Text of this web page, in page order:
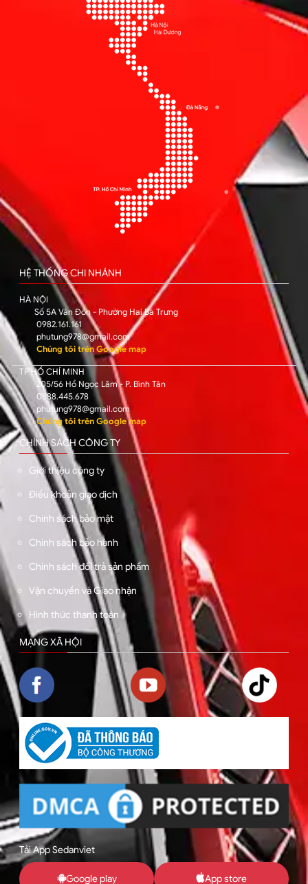
HỆ THỐNG CHI NHÁNH
HÀ NỘI
Số 5A Vân Đồn - Phường Hai Bà Trưng
0982.161.161
phutung978@gmail.com
Chúng tôi trên Google map
TP HỒ CHÍ MINH
205/56 Hồ Ngọc Lãm - P. Bình Tân
0588.445.678
phutung978@gmail.com
Chúng tôi trên Google map
CHÍNH SÁCH CÔNG TY
Giới thiệu công ty
Điều khoản giao dịch
Chính sách bảo mật
Chính sách bảo hành
Chính sách đổi trả sản phẩm
Vận chuyển và Giao nhận
Hình thức thanh toán
MẠNG XÃ HỘI
Tải App Sedanviet
Google play App store